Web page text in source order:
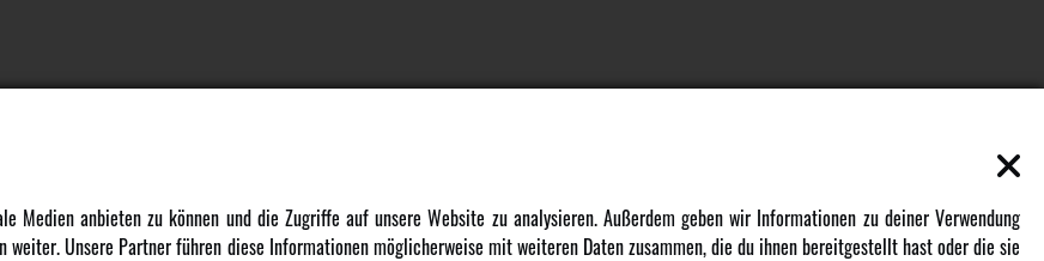
Medien anbieten zu können und die Zugriffe auf unsere Website zu analysieren. Außerdem geben wir Informationen zu deiner Verwendung
weiter. Unsere Partner führen diese Informationen möglicherweise mit weiteren Daten zusammen, die du ihnen bereitgestellt hast oder die sie